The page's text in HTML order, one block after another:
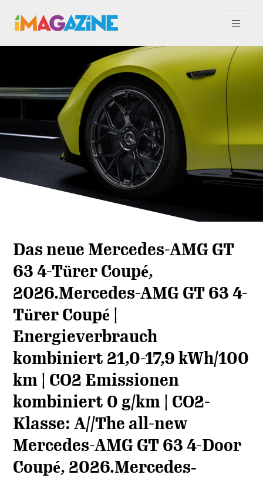
Das neue Mercedes-AMG GT
63 4-Türer Coupé,
2026.Mercedes-AMG GT 63 4-
Türer Coupé |
Energieverbrauch
kombiniert 21,0-17,9 kWh/100
km | CO2 Emissionen
kombiniert 0 g/km | CO2-
Klasse: A//The all-new
Mercedes-AMG GT 63 4-Door
Coupé, 2026.Mercedes‑